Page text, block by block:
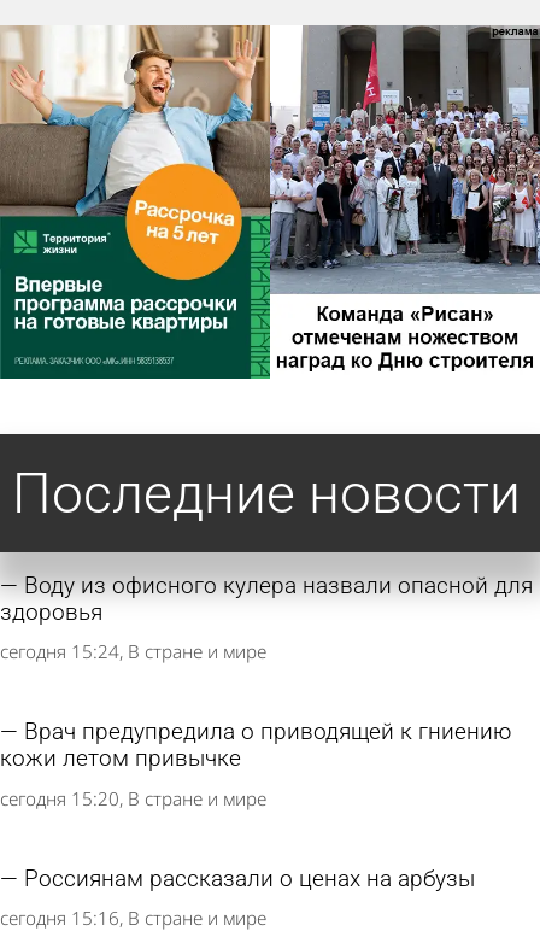
Последние новости
Воду из офисного кулера назвали опасной для
здоровья
сегодня 15:24 В стране и мире
Врач предупредила о приводящей к гниению
кожи летом привычке
сегодня 15:20 В стране и мире
Россиянам рассказали о ценах на арбузы
сегодня 15:16 В стране и мире